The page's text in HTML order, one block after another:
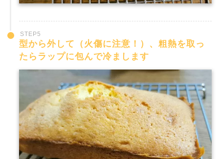
STEP5
型から外して（火傷に注意！）、粗熱を取っ
たらラップに包んで冷まします